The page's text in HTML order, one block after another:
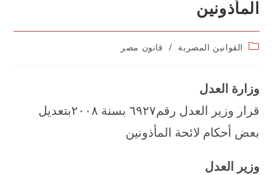
المأذونين
Postالقوانين المصرية / قانون مصر
وزارة العدل
قرار وزير العدل رقم٦۹۲۷ بسنة ۲۰۰۸بتعديل
بعض أحكام لائحة المأذونين
وزير العدل